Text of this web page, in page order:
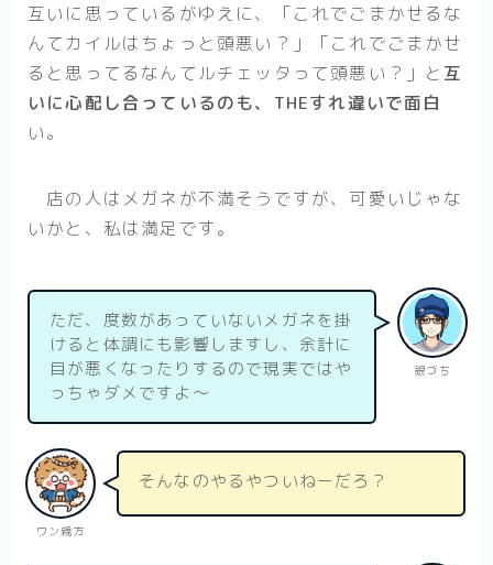
互いに思っているがゆえに、「これでごまかせるな
んてカイルはちょっと頭悪い？」「これでごまかせ
ると思ってるなんてルチェッタって頭悪い？」と 互
いに心配し合っているのも、THEすれ違いで面白
い。
店の人はメガネが不満そうですが、可愛いじゃな
いかと、私は満足です。
銀づち
ただ、度数があっていないメガネを掛
けると体調にも影響しますし、余計に
目が悪くなったりするので現実ではや
っちゃダメですよ～
ワン親方
そんなのやるやついねーだろ？